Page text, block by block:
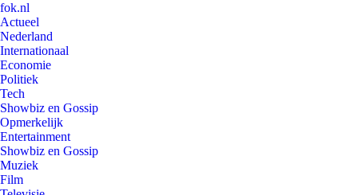
fok.nl
Actueel
Nederland
Internationaal
Economie
Politiek
Tech
Showbiz en Gossip
Opmerkelijk
Entertainment
Showbiz en Gossip
Muziek
Film